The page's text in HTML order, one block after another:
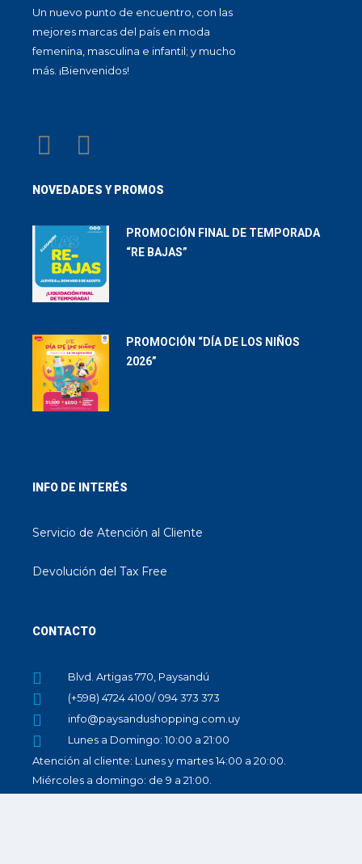
Un nuevo punto de encuentro, con las
mejores marcas del país en moda
femenina, masculina e infantil; y mucho
más. ¡Bienvenidos!
NOVEDADES Y PROMOS
PROMOCIÓN FINAL DE TEMPORADA
“RE BAJAS”
PROMOCIÓN “DÍA DE LOS NIÑOS
2026”
INFO DE INTERÉS
Servicio de Atención al Cliente
Devolución del Tax Free
CONTACTO
Blvd. Artigas 770, Paysandú
(+598) 4724 4100/ 094 373 373
info@paysandushopping.com.uy
Lunes a Domingo: 10:00 a 21:00
Atención al cliente: Lunes y martes 14:00 a 20:00.
Miércoles a domingo: de 9 a 21:00.